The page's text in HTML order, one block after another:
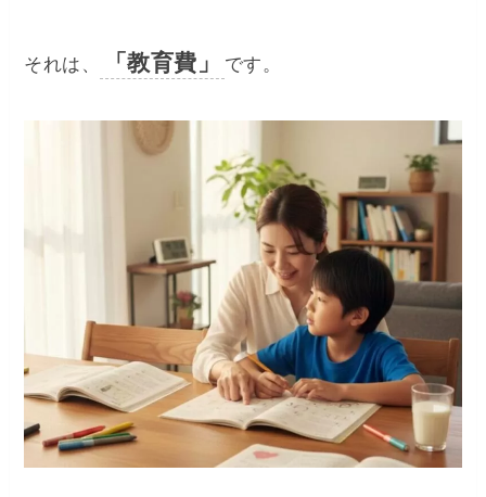
​それは、 「教育費」 です。